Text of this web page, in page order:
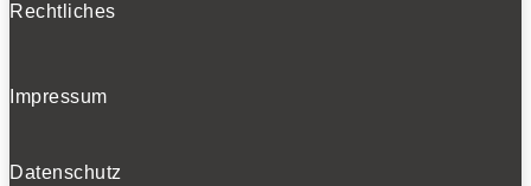
Rechtliches
Impressum
Datenschutz